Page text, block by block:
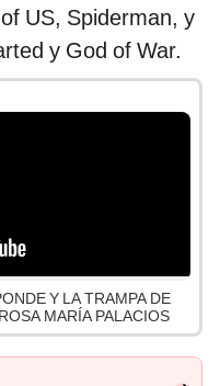
US, Spiderman, y
y God of War.
Y LA TRAMPA DE
MARÍA PALACIOS